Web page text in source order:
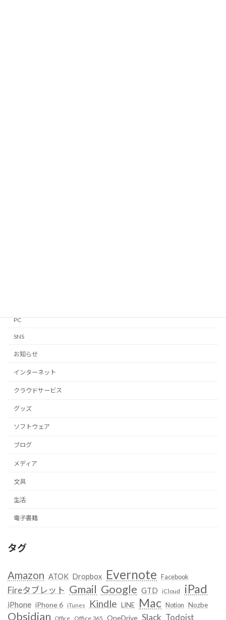
PC
SNS
お知らせ
インターネット
クラウドサービス
グッズ
ソフトウェア
ブログ
メディア
文具
生活
電子書籍
タグ
Amazon ATOK Dropbox Evernote Facebook
Fireタブレット Gmail Google GTD iCloud iPad
iPhone iPhone 6 iTunes Kindle LINE Mac Notion Nozbe
Obsidian Office Office 365 OneDrive Slack Todoist